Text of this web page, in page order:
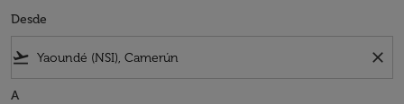
Desde
flight_takeoff close
A